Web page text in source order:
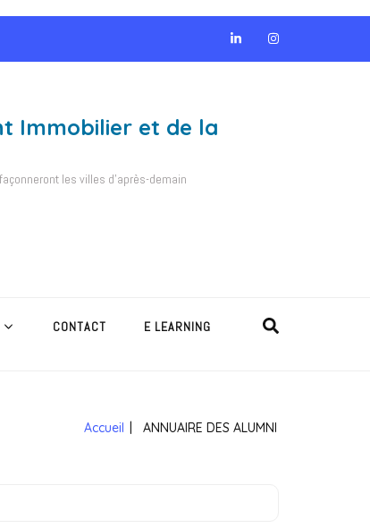
Immobilier et de la
les villes d'après-demain
CONTACT E LEARNING
Accueil ANNUAIRE DES ALUMNI